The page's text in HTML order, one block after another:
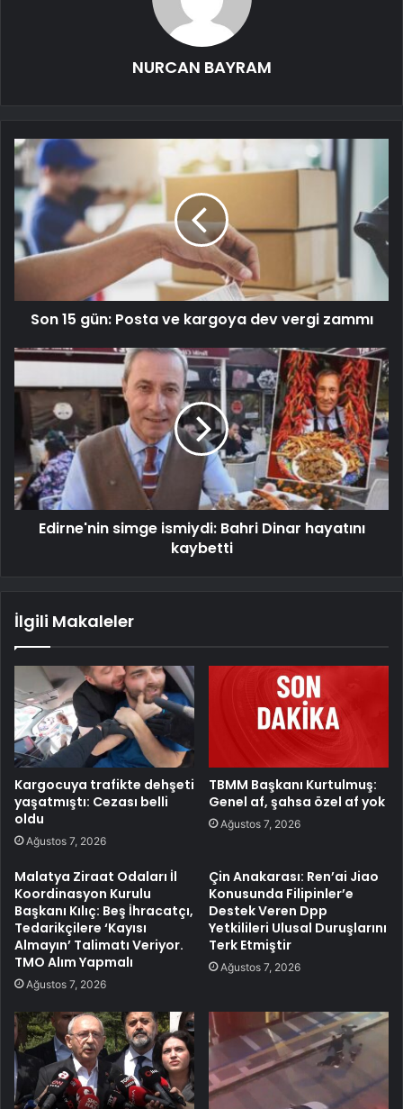
NURCAN BAYRAM
Son 15 gün: Posta ve kargoya dev vergi zammı
Edirne'nin simge ismiydi: Bahri Dinar hayatını
kaybetti
İlgili Makaleler
Kargocuya trafikte dehşeti
yaşatmıştı: Cezası belli
oldu
Ağustos 7, 2026
TBMM Başkanı Kurtulmuş:
Genel af, şahsa özel af yok
Ağustos 7, 2026
Malatya Ziraat Odaları İl
Koordinasyon Kurulu
Başkanı Kılıç: Beş İhracatçı,
Tedarikçilere ‘Kayısı
Almayın’ Talimatı Veriyor.
TMO Alım Yapmalı
Ağustos 7, 2026
Çin Anakarası: Ren’ai Jiao
Konusunda Filipinler’e
Destek Veren Dpp
Yetkilileri Ulusal Duruşlarını
Terk Etmiştir
Ağustos 7, 2026